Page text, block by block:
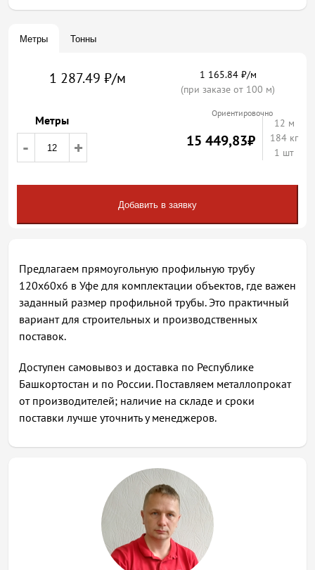
Метры Тонны
1 287.49 ₽/м
1 165.84 ₽/м
(при заказе от 100 м)
Метры
- +
Ориентировочно
15 449,83₽
12 м
184 кг
1 шт
Добавить в заявку
Предлагаем прямоугольную профильную трубу
120х60х6 в Уфе для комплектации объектов, где важен
заданный размер профильной трубы. Это практичный
вариант для строительных и производственных
поставок.
Доступен самовывоз и доставка по Республике
Башкортостан и по России. Поставляем металлопрокат
от производителей; наличие на складе и сроки
поставки лучше уточнить у менеджеров.